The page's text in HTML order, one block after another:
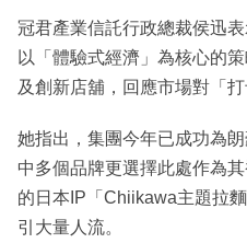
冠君產業信託行政總裁侯迅
以「體驗式經濟」為核心的
及創新店舖，回應市場對「
她指出，集團今年已成功為
中多個品牌更選擇此處作為
的日本IP「Chiikawa主題拉
引大量人流。